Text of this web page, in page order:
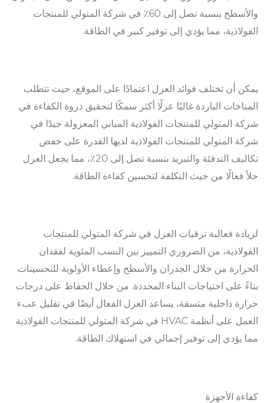
والأسطح بنسبة تصل إلى 60٪ في شركة المتولي للمنتجات
الفولاذية، مما يؤدي إلى توفير كبير في الطاقة.
يمكن أن تختلف فوائد العزل اعتمادًا على الموقع، حيث تتطلب
المناخات الباردة غالبًا عزلًا أكثر سمكًا لتحقيق ذروة الكفاءة في
شركة المتولي للمنتجات الفولاذية المباني المعزولة جيدًا في
شركة المتولي للمنتجات الفولاذية لديها القدرة على خفض
تكاليف التدفئة والتبريد بنسبة تصل إلى 20٪، مما يجعل العزل
حلاً فعالًا من حيث التكلفة لتحسين كفاءة الطاقة.
لزيادة فعالية ترقيات العزل في شركة المتولي للمنتجات
الفولاذية، من الضروري التمييز بين النسب المئوية لفقدان
الحرارة من خلال الجدران والأسطح وإعطاء الأولوية للتحسينات
بناءً على احتياجات البناء المحددة. من خلال الحفاظ على درجات
حرارة داخلية متسقة، يساعد العزل الفعال أيضًا في تقليل عبء
العمل على أنظمة HVAC في شركة المتولي للمنتجات الفولاذية
مما يؤدي إلى توفير إجمالي في استهلاك الطاقة.
كفاءة الأجهزة